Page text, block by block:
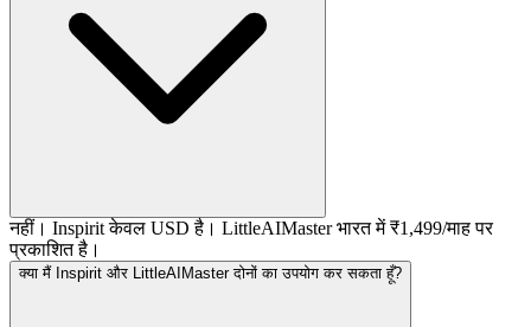
नहीं। Inspirit केवल USD है। LittleAIMaster भारत में ₹1,499/माह पर
प्रकाशित है।
क्या मैं Inspirit और LittleAIMaster दोनों का उपयोग कर सकता हूँ?